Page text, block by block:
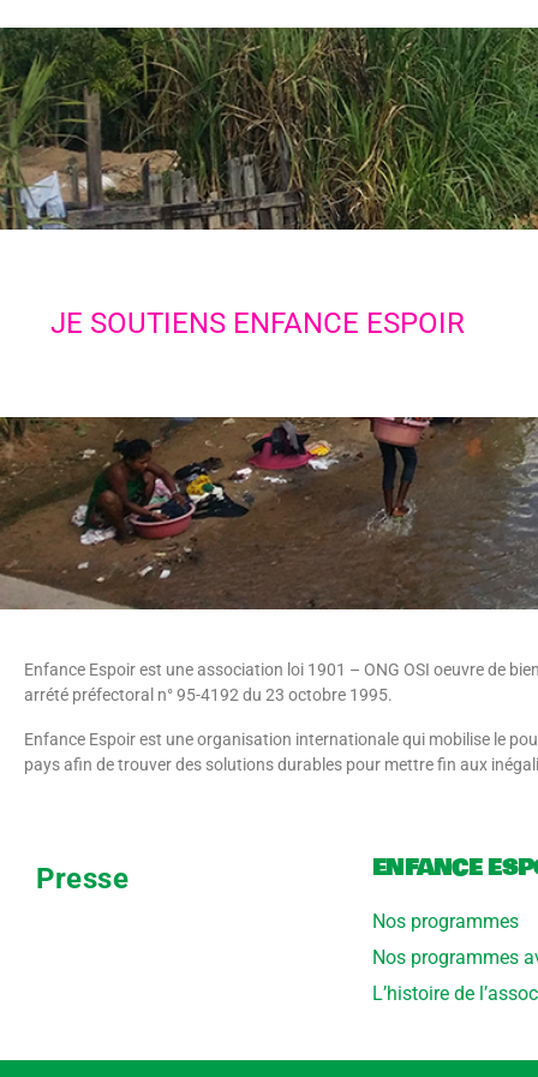
JE SOUTIENS ENFANCE ESPOIR
Enfance Espoir est une association loi 1901 – ONG OSI oeuvre de
arrété préfectoral n° 95-4192 du 23 octobre 1995.
Enfance Espoir est une organisation internationale qui mobilise le
pays afin de trouver des solutions durables pour mettre fin aux
Presse ENFANCE
Nos programmes
Nos programmes
L’histoire de